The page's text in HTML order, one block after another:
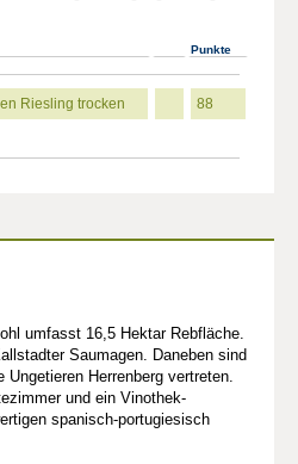
Punkte
Riesling trocken 88
umfasst 16,5 Hektar Rebfläche.
Saumagen. Daneben sind
Ungetieren Herrenberg vertreten.
und ein Vinothek-
spanisch-portugiesisch